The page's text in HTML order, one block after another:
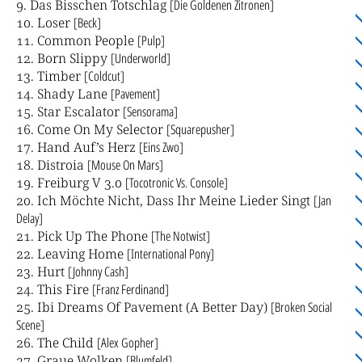
Das Bisschen Totschlag [Die Goldenen Zitronen]
Loser [Beck]
Common People [Pulp]
Born Slippy [Underworld]
Timber [Coldcut]
Shady Lane [Pavement]
Star Escalator [Sensorama]
Come On My Selector [Squarepusher]
Hand Auf’s Herz [Eins Zwo]
Distroia [Mouse On Mars]
Freiburg V 3.0 [Tocotronic Vs. Console]
Ich Möchte Nicht, Dass Ihr Meine Lieder Singt [Jan
Delay]
Pick Up The Phone [The Notwist]
Leaving Home [International Pony]
Hurt [Johnny Cash]
This Fire [Franz Ferdinand]
Ibi Dreams Of Pavement (A Better Day) [Broken Social
Scene]
The Child [Alex Gopher]